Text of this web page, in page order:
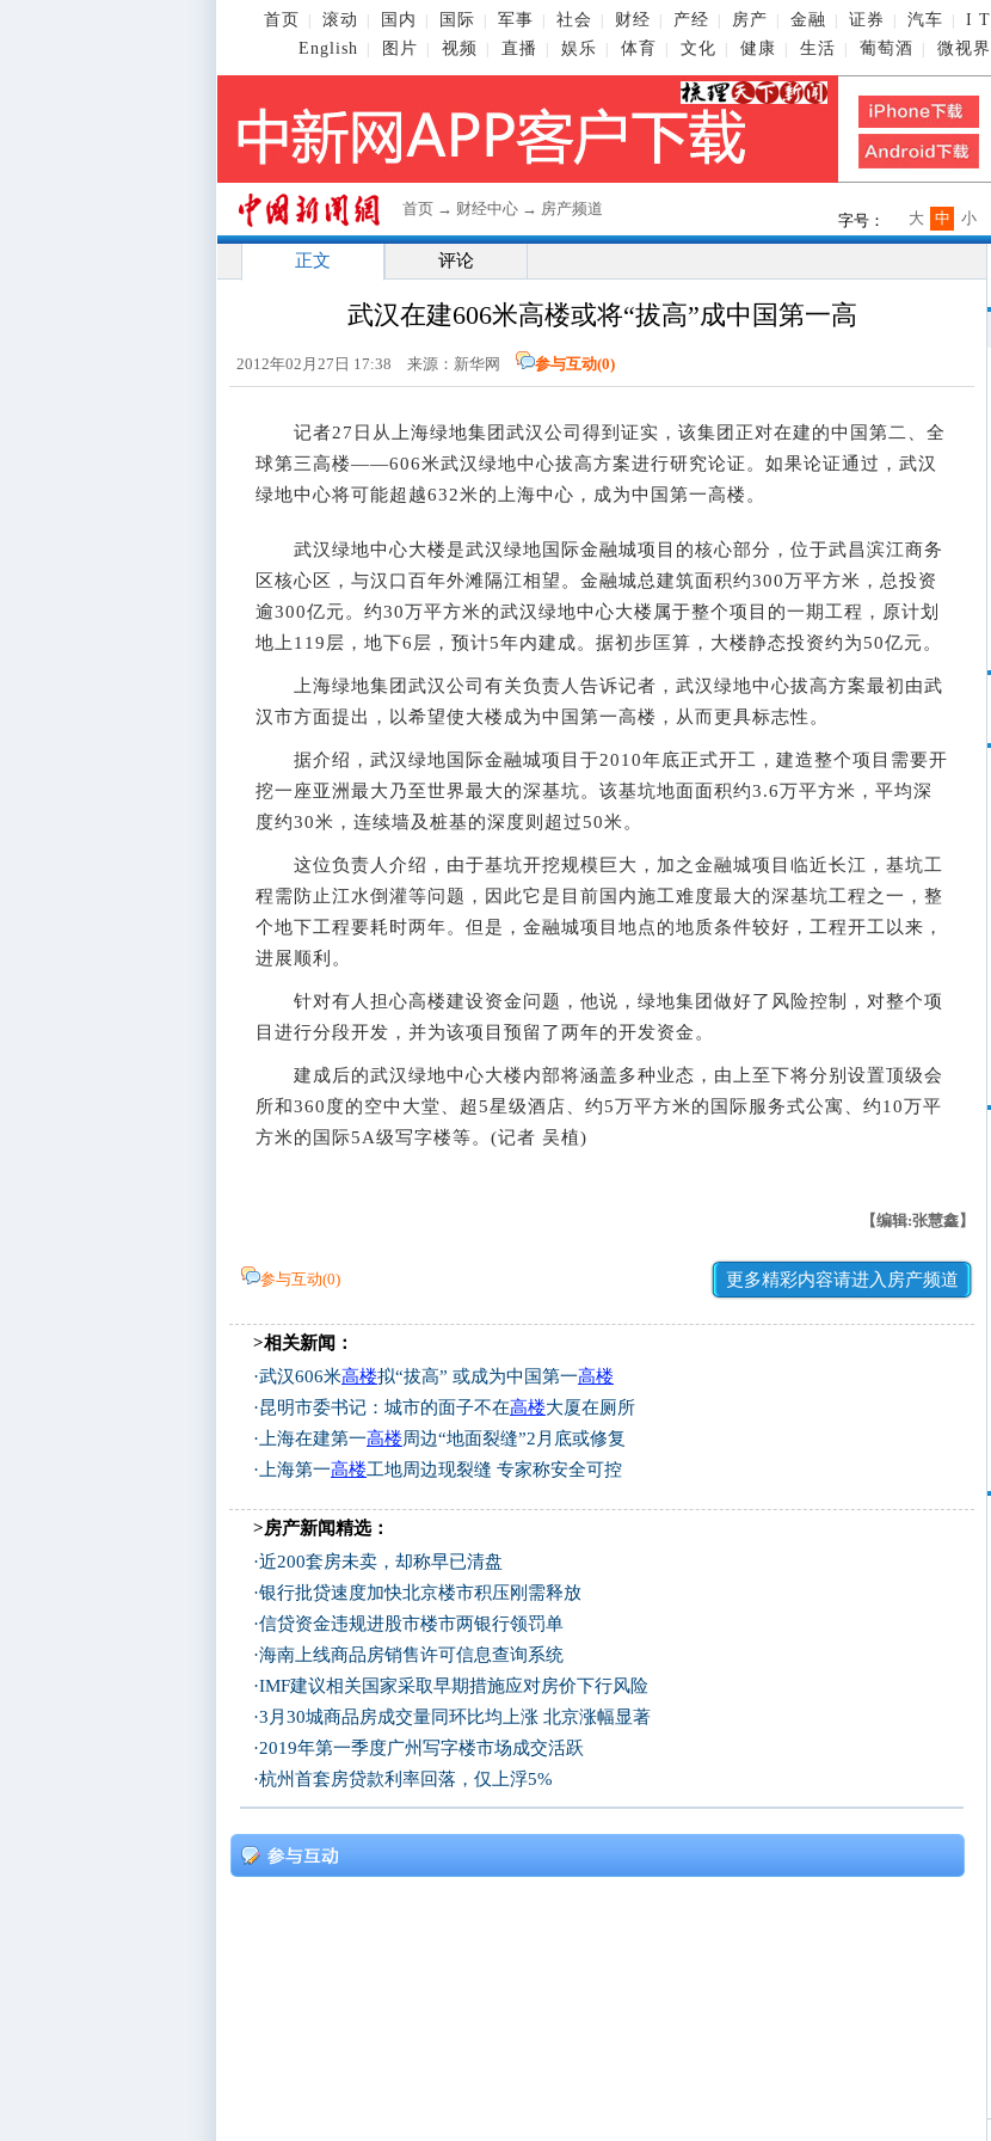
首页 滚动 国内 国际 军事 社会 财经 产经 房产 金融 证券 汽车 I T
English
图片 视频 直播 娱乐 体育 文化 健康 生活 葡萄酒 微视界
首页 → 财经中心 → 房产频道
字号： 小
中
大
正文 评论
武汉在建606米高楼或将“拔高”成中国第一高
2012年02月27日 17:38 来源：新华网 参与互动(0)
记者27日从上海绿地集团武汉公司得到证实，该集团正对在建的中国第二、全
球第三高楼——606米武汉绿地中心拔高方案进行研究论证。如果论证通过，武汉
绿地中心将可能超越632米的上海中心，成为中国第一高楼。
武汉绿地中心大楼是武汉绿地国际金融城项目的核心部分，位于武昌滨江商务
区核心区，与汉口百年外滩隔江相望。金融城总建筑面积约300万平方米，总投资
逾300亿元。约30万平方米的武汉绿地中心大楼属于整个项目的一期工程，原计划
地上119层，地下6层，预计5年内建成。据初步匡算，大楼静态投资约为50亿元。
上海绿地集团武汉公司有关负责人告诉记者，武汉绿地中心拔高方案最初由武
汉市方面提出，以希望使大楼成为中国第一高楼，从而更具标志性。
据介绍，武汉绿地国际金融城项目于2010年底正式开工，建造整个项目需要开
挖一座亚洲最大乃至世界最大的深基坑。该基坑地面面积约3.6万平方米，平均深
度约30米，连续墙及桩基的深度则超过50米。
这位负责人介绍，由于基坑开挖规模巨大，加之金融城项目临近长江，基坑工
程需防止江水倒灌等问题，因此它是目前国内施工难度最大的深基坑工程之一，整
个地下工程要耗时两年。但是，金融城项目地点的地质条件较好，工程开工以来，
进展顺利。
针对有人担心高楼建设资金问题，他说，绿地集团做好了风险控制，对整个项
目进行分段开发，并为该项目预留了两年的开发资金。
建成后的武汉绿地中心大楼内部将涵盖多种业态，由上至下将分别设置顶级会
所和360度的空中大堂、超5星级酒店、约5万平方米的国际服务式公寓、约10万平
方米的国际5A级写字楼等。(记者 吴植)
【编辑:张慧鑫】
参与互动(0) 更多精彩内容请进入房产频道
>相关新闻：
·武汉606米高楼拟“拔高” 或成为中国第一高楼
·昆明市委书记：城市的面子不在高楼大厦在厕所
·上海在建第一高楼周边“地面裂缝”2月底或修复
·上海第一高楼工地周边现裂缝 专家称安全可控
>房产新闻精选：
·近200套房未卖，却称早已清盘
·银行批贷速度加快北京楼市积压刚需释放
·信贷资金违规进股市楼市两银行领罚单
·海南上线商品房销售许可信息查询系统
·IMF建议相关国家采取早期措施应对房价下行风险
·3月30城商品房成交量同环比均上涨 北京涨幅显著
·2019年第一季度广州写字楼市场成交活跃
·杭州首套房贷款利率回落，仅上浮5%